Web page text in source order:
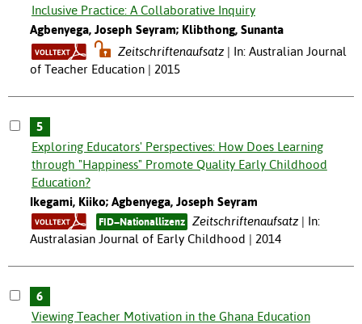
Inclusive Practice: A Collaborative Inquiry
Agbenyega, Joseph Seyram; Klibthong, Sunanta
Zeitschriftenaufsatz
In: Australian Journal
of Teacher Education | 2015
5
Exploring Educators' Perspectives: How Does Learning
through "Happiness" Promote Quality Early Childhood
Education?
Ikegami, Kiiko; Agbenyega, Joseph Seyram
FID−Nationallizenz Zeitschriftenaufsatz
In:
Australasian Journal of Early Childhood | 2014
6
Viewing Teacher Motivation in the Ghana Education